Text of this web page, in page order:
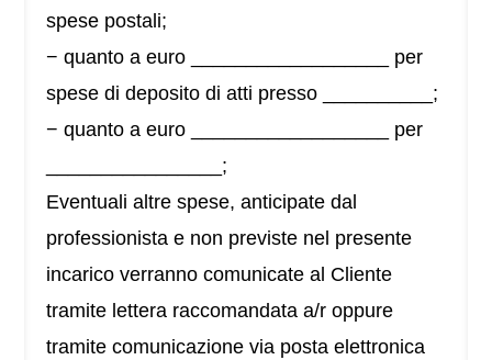
spese postali;
− quanto a euro __________________ per
spese di deposito di atti presso __________;
− quanto a euro __________________ per
________________;
Eventuali altre spese, anticipate dal
professionista e non previste nel presente
incarico verranno comunicate al Cliente
tramite lettera raccomandata a/r oppure
tramite comunicazione via posta elettronica